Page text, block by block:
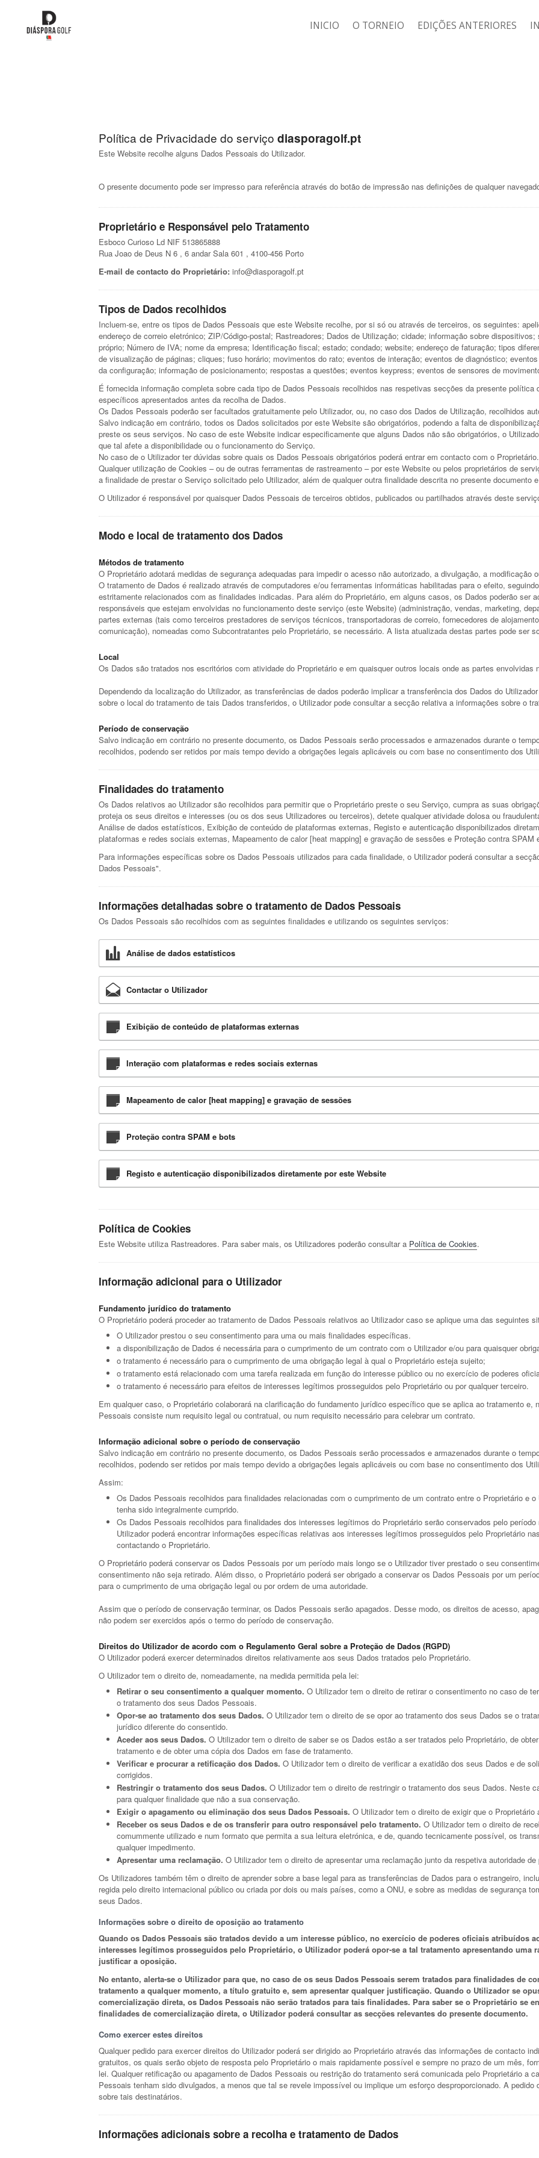
INICIO O TORNEIO EDIÇÕES ANTERIORES
Política de Privacidade do serviçodiasporagolf.pt
Este Website recolhe alguns Dados Pessoais do Utilizador.
O presente documento pode ser impresso para referência através do botão de impressão nas definições de qualquer
Proprietário e Responsável pelo Tratamento
Esboco Curioso Ld NIF 513865888
Rua Joao de Deus N 6 , 6 andar Sala 601 , 4100-456 Porto
E-mail de contacto do Proprietário: info@diasporagolf.pt
Tipos de Dados recolhidos
Incluem-se, entre os tipos de Dados Pessoais que este Website recolhe, por si só ou através de terceiros, os seguintes:
endereço de correio eletrónico; ZIP/Código-postal; Rastreadores; Dados de Utilização; cidade; informação sobre
próprio; Número de IVA; nome da empresa; Identificação fiscal; estado; condado; website; endereço de faturação; tipos
de visualização de páginas; cliques; fuso horário; movimentos do rato; eventos de interação; eventos de diagnóstico;
da configuração; informação de posicionamento; respostas a questões; eventos keypress; eventos de sensores de
É fornecida informação completa sobre cada tipo de Dados Pessoais recolhidos nas respetivas secções da presente
específicos apresentados antes da recolha de Dados.
Os Dados Pessoais poderão ser facultados gratuitamente pelo Utilizador, ou, no caso dos Dados de Utilização, recolhidos
Salvo indicação em contrário, todos os Dados solicitados por este Website são obrigatórios, podendo a falta de
preste os seus serviços. No caso de este Website indicar especificamente que alguns Dados não são obrigatórios, o
que tal afete a disponibilidade ou o funcionamento do Serviço.
No caso de o Utilizador ter dúvidas sobre quais os Dados Pessoais obrigatórios poderá entrar em contacto com o Proprietário.
Qualquer utilização de Cookies – ou de outras ferramentas de rastreamento – por este Website ou pelos proprietários de
a finalidade de prestar o Serviço solicitado pelo Utilizador, além de qualquer outra finalidade descrita no presente documento
O Utilizador é responsável por quaisquer Dados Pessoais de terceiros obtidos, publicados ou partilhados através deste
Modo e local de tratamento dos Dados
Métodos de tratamento
O Proprietário adotará medidas de segurança adequadas para impedir o acesso não autorizado, a divulgação, a modificação
O tratamento de Dados é realizado através de computadores e/ou ferramentas informáticas habilitadas para o efeito,
estritamente relacionados com as finalidades indicadas. Para além do Proprietário, em alguns casos, os Dados poderão ser
responsáveis que estejam envolvidas no funcionamento deste serviço (este Website) (administração, vendas, marketing,
partes externas (tais como terceiros prestadores de serviços técnicos, transportadoras de correio, fornecedores de
comunicação), nomeadas como Subcontratantes pelo Proprietário, se necessário. A lista atualizada destas partes pode ser
Local
Os Dados são tratados nos escritórios com atividade do Proprietário e em quaisquer outros locais onde as partes envolvidas
Dependendo da localização do Utilizador, as transferências de dados poderão implicar a transferência dos Dados do
sobre o local do tratamento de tais Dados transferidos, o Utilizador pode consultar a secção relativa a informações sobre o
Período de conservação
Salvo indicação em contrário no presente documento, os Dados Pessoais serão processados e armazenados durante o
recolhidos, podendo ser retidos por mais tempo devido a obrigações legais aplicáveis ou com base no consentimento dos
Finalidades do tratamento
Os Dados relativos ao Utilizador são recolhidos para permitir que o Proprietário preste o seu Serviço, cumpra as suas
proteja os seus direitos e interesses (ou os dos seus Utilizadores ou terceiros), detete qualquer atividade dolosa ou
Análise de dados estatísticos, Exibição de conteúdo de plataformas externas, Registo e autenticação disponibilizados
plataformas e redes sociais externas, Mapeamento de calor [heat mapping] e gravação de sessões e Proteção contra SPAM
Para informações específicas sobre os Dados Pessoais utilizados para cada finalidade, o Utilizador poderá consultar a
Dados Pessoais".
Informações detalhadas sobre o tratamento de Dados Pessoais
Os Dados Pessoais são recolhidos com as seguintes finalidades e utilizando os seguintes serviços:
Análise de dados estatísticos
Contactar o Utilizador
Exibição de conteúdo de plataformas externas
Interação com plataformas e redes sociais externas
Mapeamento de calor [heat mapping] e gravação de sessões
Proteção contra SPAM e bots
Registo e autenticação disponibilizados diretamente por este Website
Política de Cookies
Este Website utiliza Rastreadores. Para saber mais, os Utilizadores poderão consultar a Política de Cookies.
Informação adicional para o Utilizador
Fundamento jurídico do tratamento
O Proprietário poderá proceder ao tratamento de Dados Pessoais relativos ao Utilizador caso se aplique uma das seguintes
O Utilizador prestou o seu consentimento para uma ou mais finalidades específicas.
a disponibilização de Dados é necessária para o cumprimento de um contrato com o Utilizador e/ou para quaisquer
o tratamento é necessário para o cumprimento de uma obrigação legal à qual o Proprietário esteja sujeito;
o tratamento está relacionado com uma tarefa realizada em função do interesse público ou no exercício de poderes
o tratamento é necessário para efeitos de interesses legítimos prosseguidos pelo Proprietário ou por qualquer terceiro.
Em qualquer caso, o Proprietário colaborará na clarificação do fundamento jurídico específico que se aplica ao tratamento e,
Pessoais consiste num requisito legal ou contratual, ou num requisito necessário para celebrar um contrato.
Informação adicional sobre o período de conservação
Salvo indicação em contrário no presente documento, os Dados Pessoais serão processados e armazenados durante o
recolhidos, podendo ser retidos por mais tempo devido a obrigações legais aplicáveis ou com base no consentimento dos
Assim:
Os Dados Pessoais recolhidos para finalidades relacionadas com o cumprimento de um contrato entre o Proprietário e
tenha sido integralmente cumprido.
Os Dados Pessoais recolhidos para finalidades dos interesses legítimos do Proprietário serão conservados pelo
Utilizador poderá encontrar informações específicas relativas aos interesses legítimos prosseguidos pelo Proprietário
contactando o Proprietário.
O Proprietário poderá conservar os Dados Pessoais por um período mais longo se o Utilizador tiver prestado o seu
consentimento não seja retirado. Além disso, o Proprietário poderá ser obrigado a conservar os Dados Pessoais por um
para o cumprimento de uma obrigação legal ou por ordem de uma autoridade.
Assim que o período de conservação terminar, os Dados Pessoais serão apagados. Desse modo, os direitos de acesso,
não podem ser exercidos após o termo do período de conservação.
Direitos do Utilizador de acordo com o Regulamento Geral sobre a Proteção de Dados (RGPD)
O Utilizador poderá exercer determinados direitos relativamente aos seus Dados tratados pelo Proprietário.
O Utilizador tem o direito de, nomeadamente, na medida permitida pela lei:
Retirar o seu consentimento a qualquer momento. O Utilizador tem o direito de retirar o consentimento no caso de
o tratamento dos seus Dados Pessoais.
Opor-se ao tratamento dos seus Dados. O Utilizador tem o direito de se opor ao tratamento dos seus Dados se o
jurídico diferente do consentido.
Aceder aos seus Dados. O Utilizador tem o direito de saber se os Dados estão a ser tratados pelo Proprietário, de
tratamento e de obter uma cópia dos Dados em fase de tratamento.
Verificar e procurar a retificação dos Dados. O Utilizador tem o direito de verificar a exatidão dos seus Dados e de
corrigidos.
Restringir o tratamento dos seus Dados. O Utilizador tem o direito de restringir o tratamento dos seus Dados. Neste
para qualquer finalidade que não a sua conservação.
Exigir o apagamento ou eliminação dos seus Dados Pessoais. O Utilizador tem o direito de exigir que o Proprietário
Receber os seus Dados e de os transferir para outro responsável pelo tratamento. O Utilizador tem o direito de
comummente utilizado e num formato que permita a sua leitura eletrónica, e de, quando tecnicamente possível, os
qualquer impedimento.
Apresentar uma reclamação. O Utilizador tem o direito de apresentar uma reclamação junto da respetiva autoridade
Os Utilizadores também têm o direito de aprender sobre a base legal para as transferências de Dados para o estrangeiro,
regida pelo direito internacional público ou criada por dois ou mais países, como a ONU, e sobre as medidas de segurança
seus Dados.
Informações sobre o direito de oposição ao tratamento
Quando os Dados Pessoais são tratados devido a um interesse público, no exercício de poderes oficiais atribuídos
interesses legítimos prosseguidos pelo Proprietário, o Utilizador poderá opor-se a tal tratamento apresentando uma
justificar a oposição.
No entanto, alerta-se o Utilizador para que, no caso de os seus Dados Pessoais serem tratados para finalidades de
tratamento a qualquer momento, a título gratuito e, sem apresentar qualquer justificação. Quando o Utilizador se
comercialização direta, os Dados Pessoais não serão tratados para tais finalidades. Para saber se o Proprietário se
finalidades de comercialização direta, o Utilizador poderá consultar as secções relevantes do presente documento.
Como exercer estes direitos
Qualquer pedido para exercer direitos do Utilizador poderá ser dirigido ao Proprietário através das informações de contacto
gratuitos, os quais serão objeto de resposta pelo Proprietário o mais rapidamente possível e sempre no prazo de um mês,
lei. Qualquer retificação ou apagamento de Dados Pessoais ou restrição do tratamento será comunicada pelo Proprietário a
Pessoais tenham sido divulgados, a menos que tal se revele impossível ou implique um esforço desproporcionado. A pedido
sobre tais destinatários.
Informações adicionais sobre a recolha e tratamento de Dados